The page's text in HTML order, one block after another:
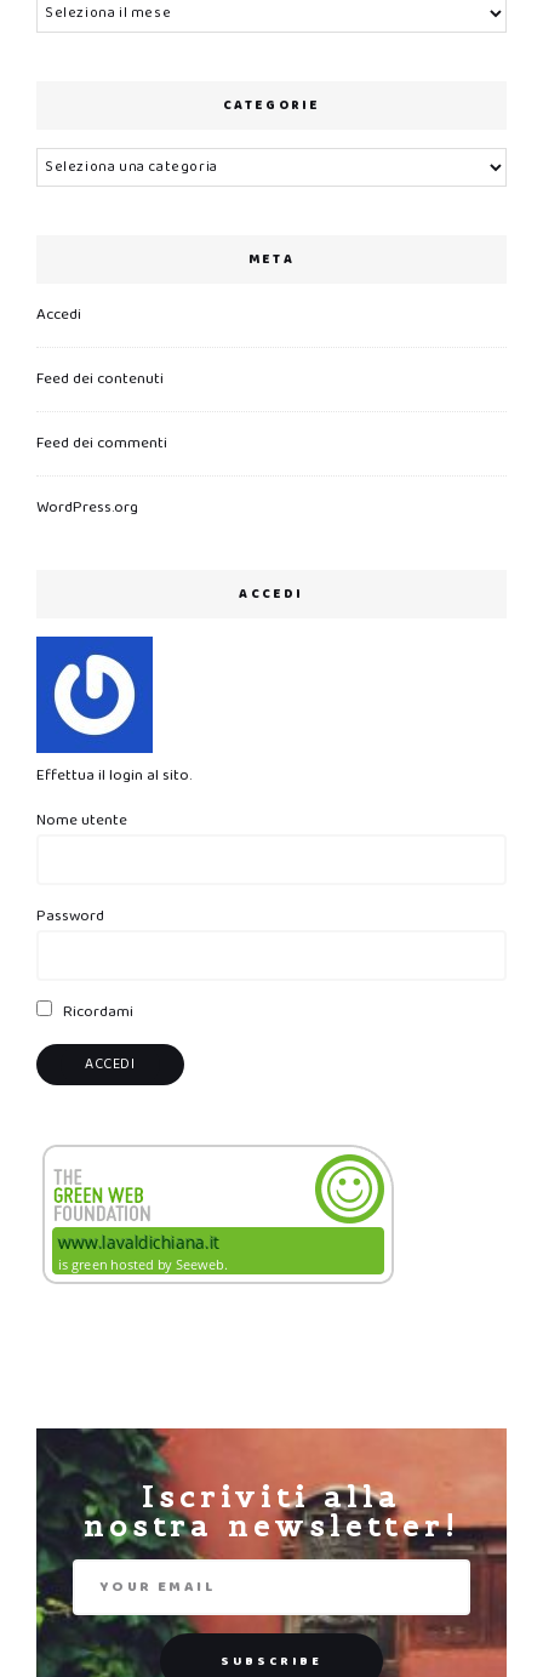
Archivi
CATEGORIE
Categorie
META
Accedi
Feed dei contenuti
Feed dei commenti
WordPress.org
ACCEDI
Effettua il login al sito.
Nome utente
Password
Ricordami
Iscriviti alla
nostra newsletter!